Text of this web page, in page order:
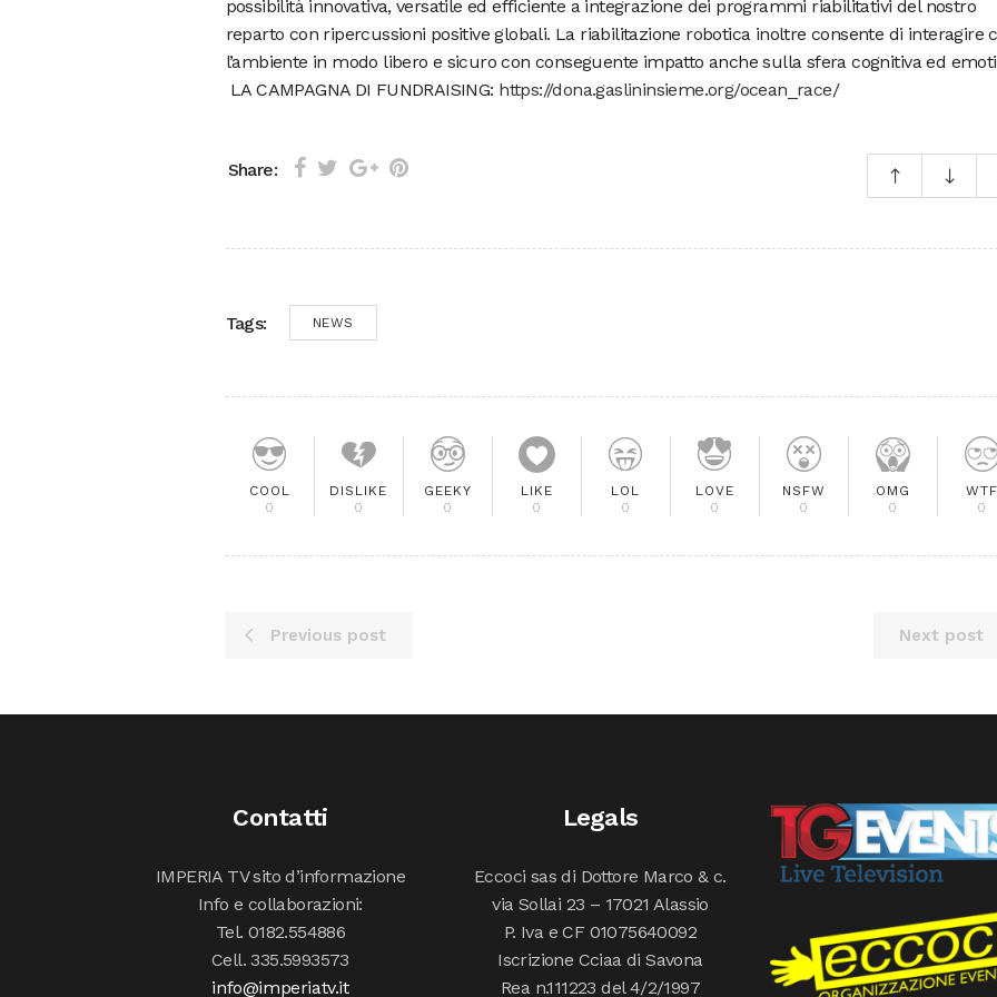
possibilità innovativa, versatile ed efficiente a integrazione dei programmi riabilitativi del nostro
reparto con ripercussioni positive globali. La riabilitazione robotica inoltre consente di interagire
l’ambiente in modo libero e sicuro con conseguente impatto anche sulla sfera cognitiva ed
LA CAMPAGNA DI FUNDRAISING: https://dona.gaslininsieme.org/ocean_race/
Share:
Tags: NEWS
COOL
0
DISLIKE
0
GEEKY
0
LIKE
0
LOL
0
LOVE
0
NSFW
0
OMG
0
WTF
0
Previous post Next post
Contatti
IMPERIA TV sito d’informazione
Info e collaborazioni:
Tel. 0182.554886
Cell. 335.5993573
info@imperiatv.it
Legals
Eccoci sas di Dottore Marco & c.
via Sollai 23 – 17021 Alassio
P. Iva e CF 01075640092
Iscrizione Cciaa di Savona
Rea n.111223 del 4/2/1997